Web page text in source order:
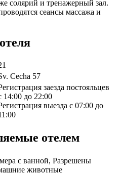
солярий и тренажерный зал.
сеансы массажа и
Cecha 57
заезда постояльцев
14:00 до 22:00
выезда с 07:00 до
отелем
с ванной, Разрешены
животные